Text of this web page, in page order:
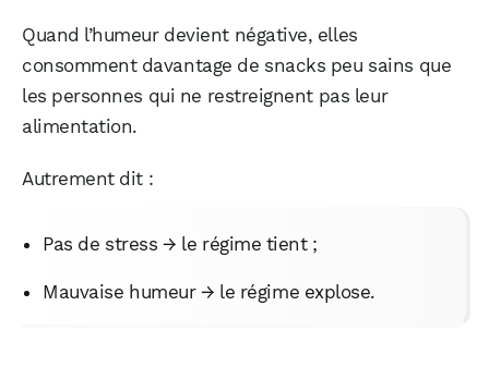
Quand l’humeur devient négative, elles
consomment davantage de snacks peu sains que
les personnes qui ne restreignent pas leur
alimentation.
Autrement dit :
Pas de stress → le régime tient ;
Mauvaise humeur → le régime explose.